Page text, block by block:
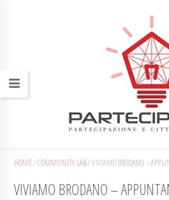
HOME/COMMUNITY LAB/VIVIAMO BRODANO –
VIVIAMO BRODANO –